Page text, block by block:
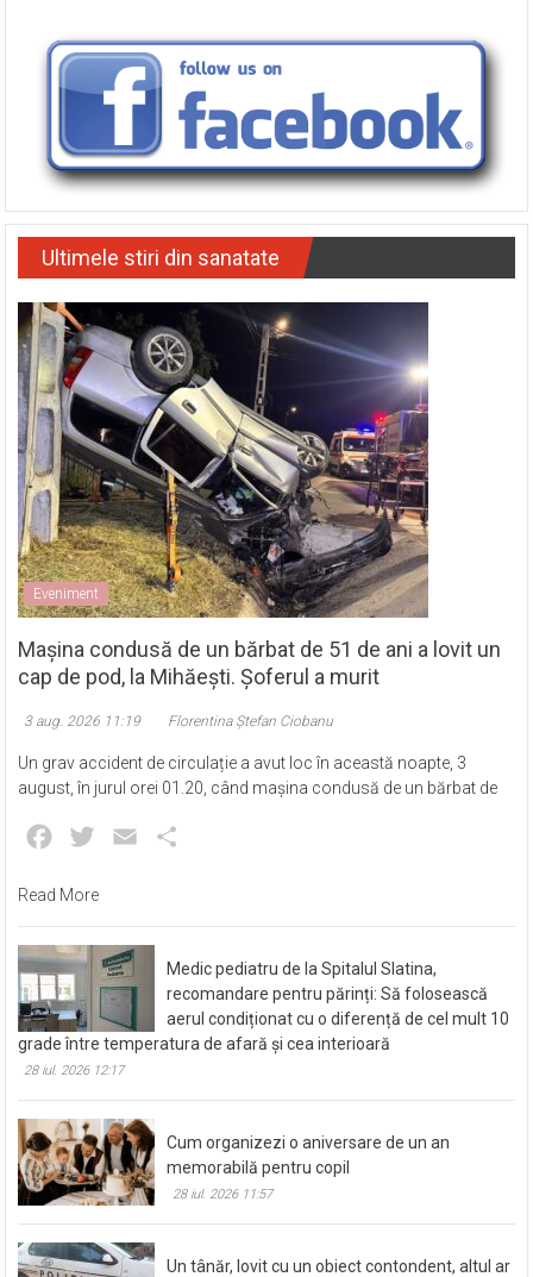
Ultimele stiri din sanatate
Eveniment
Mașina condusă de un bărbat de 51 de ani a lovit un
cap de pod, la Mihăești. Șoferul a murit
3 aug. 2026 11:19 Florentina Ștefan Ciobanu
Un grav accident de circulație a avut loc în această noapte, 3
august, în jurul orei 01.20, când mașina condusă de un bărbat de
Facebook
Twitter Email
Read More
Medic pediatru de la Spitalul Slatina,
recomandare pentru părinți: Să folosească
aerul condiționat cu o diferență de cel mult 10
grade între temperatura de afară și cea interioară
28 iul. 2026 12:17
Cum organizezi o aniversare de un an
memorabilă pentru copil
28 iul. 2026 11:57
Un tânăr, lovit cu un obiect contondent, altul ar